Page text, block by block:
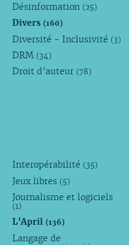
Désinformation (25)
Divers (160)
Diversité - Inclusivité (3)
DRM (34)
Droit d’auteur (78)
Interopérabilité (35)
Jeux libres (5)
Journalisme et logiciels
(1)
L’April (136)
Langage de